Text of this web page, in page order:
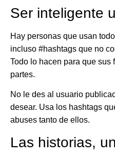
Ser inteligente
Hay personas que usan
incluso #hashtags que no
Todo lo hacen para que sus
partes.
No le des al usuario
desear. Usa los hashtags
abuses tanto de ellos.
Las historias,